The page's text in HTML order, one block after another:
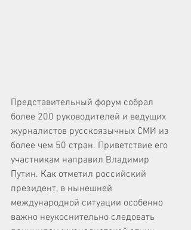
Представительный форум собрал
более 200 руководителей и ведущих
журналистов русскоязычных СМИ из
более чем 50 стран. Приветствие его
участникам направил Владимир
Путин. Как отметил российский
президент, в нынешней
международной ситуации особенно
важно неукоснительно следовать